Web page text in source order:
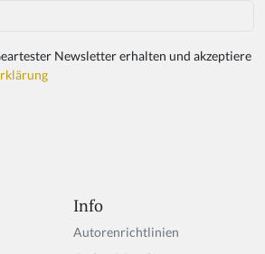
Info
Autorenrichtlinien
Newsletter erhalten und akzeptiere